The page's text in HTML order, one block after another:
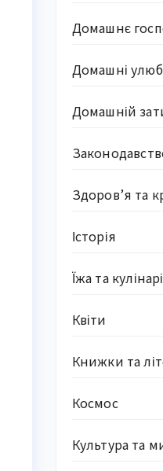
Домашнє
Домашні
Домашній
Здоров’я та
Історія
Їжа та
Квіти
Книжки та
Космос
Культура та